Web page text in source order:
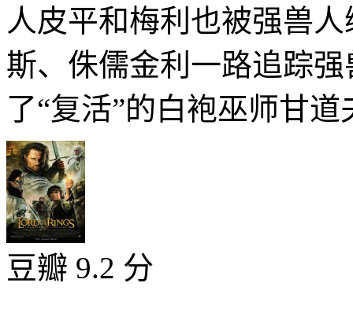
人皮平和梅利也被强兽
斯、侏儒金利一路追踪
了“复活”的白袍巫师甘
豆瓣 9.2 分